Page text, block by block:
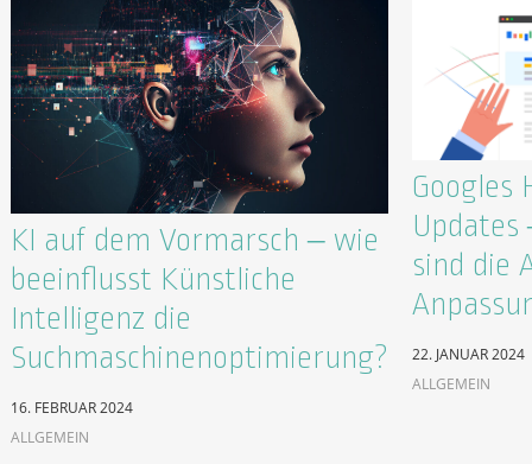
KI auf dem Vormarsch – wie
beeinflusst Künstliche
Intelligenz die
Suchmaschinenoptimierung?
16. FEBRUAR 2024
ALLGEMEIN
Googles
sind die
22. JANUAR 2024
ALLGEMEIN